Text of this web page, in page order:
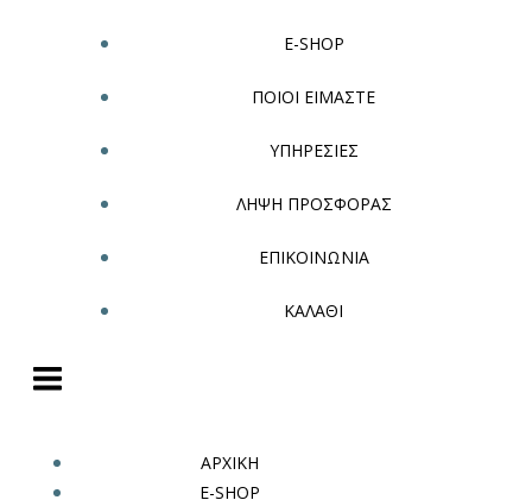
E-SHOP
ΠΟΙΟΙ ΕΙΜΑΣΤΕ
ΥΠΗΡΕΣΙΕΣ
ΛΗΨΗ ΠΡΟΣΦΟΡΑΣ
ΕΠΙΚΟΙΝΩΝΙΑ
ΚΑΛΑΘΙ
ΑΡΧΙΚΗ
E-SHOP